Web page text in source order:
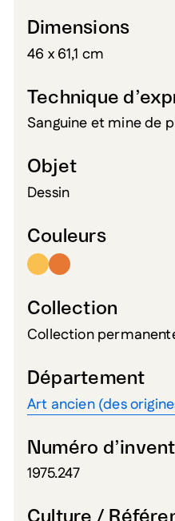
Dimensions
46 x 61,1 cm
Technique
Sanguine et mine de
Objet
Dessin
Couleurs
Collection
Collection
Département
Art ancien (des
Numéro
1975.247